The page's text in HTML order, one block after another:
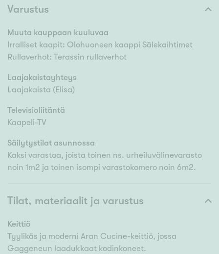
Varustus
Muuta kauppaan kuuluvaa
Irralliset kaapit: Olohuoneen kaappi Sälekaihtimet
Rullaverhot: Terassin rullaverhot
Laajakaistayhteys
Laajakaista (Elisa)
Televisioliitäntä
Kaapeli-TV
Säilytystilat asunnossa
Kaksi varastoa, joista toinen ns. urheiluvälinevarasto
noin 1m2 ja toinen isompi varastokomero noin 6m2.
Tilat, materiaalit ja varustus
Keittiö
Tyylikäs ja moderni Aran Cucine-keittiö, jossa
Gaggeneun laadukkaat kodinkoneet.